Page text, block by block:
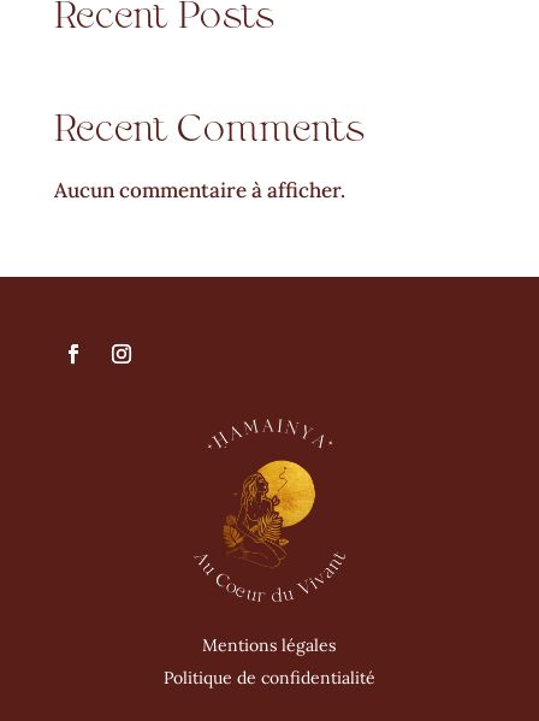
Recent Posts
Recent Comments
Aucun commentaire à afficher.
Mentions légales
Politique de confidentialité